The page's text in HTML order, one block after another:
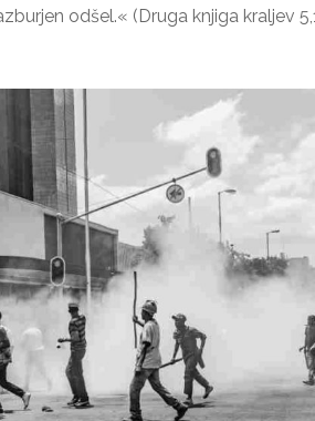
odšel.« (Druga knjiga kraljev